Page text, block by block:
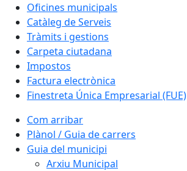
Oficines municipals
Catàleg de Serveis
Tràmits i gestions
Carpeta ciutadana
Impostos
Factura electrònica
Finestreta Única Empresarial (FUE)
Com arribar
Plànol / Guia de carrers
Guia del municipi
Arxiu Municipal